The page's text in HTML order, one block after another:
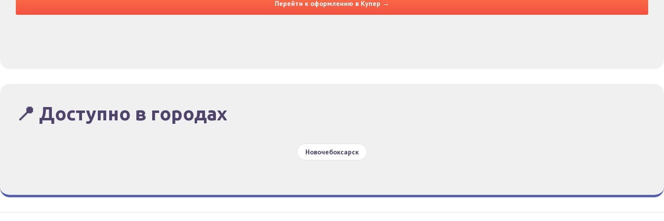
Перейти к оформлению в Купер →
📍 Доступно в городах
Новочебоксарск